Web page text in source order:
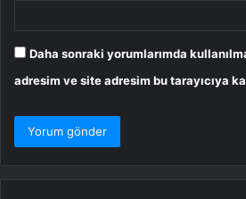
Daha sonraki yorumlarımda
adresim ve site adresim bu tarayıcıya